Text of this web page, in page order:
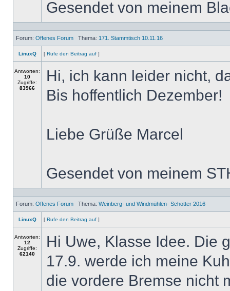
Gesendet von meinem
Forum: Offenes Forum Thema: 171. Stammtisch 10.11.16
LinuxQ [ Rufe den Beitrag auf ]
Antworten:
10
Zugriffe:
83966
Hi, ich kann leider nicht,
Bis hoffentlich Dezember!
Liebe Grüße Marcel
Gesendet von meinem
Forum: Offenes Forum Thema: Weinberg- und Windmühlen- Schotter 2016
LinuxQ [ Rufe den Beitrag auf ]
Antworten:
12
Zugriffe:
62140
Hi Uwe, Klasse Idee. Die
17.9. werde ich meine
die vordere Bremse nicht